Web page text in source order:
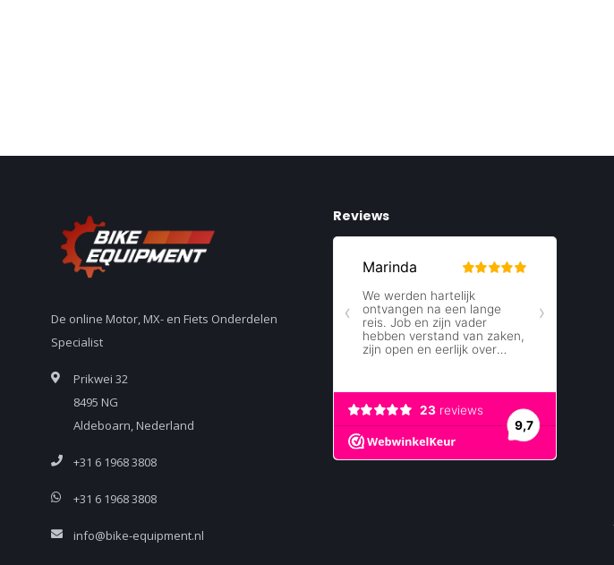
De online Motor, MX- en Fiets Onderdelen
Specialist
Prikwei 32
8495 NG
Aldeboarn, Nederland
+31 6 1968 3808
+31 6 1968 3808
info@bike-equipment.nl
Reviews